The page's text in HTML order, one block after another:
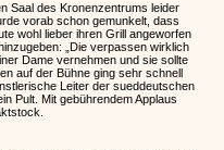
Saal des Kronenzentrums leider
vorab schon gemunkelt, dass
wohl lieber ihren Grill angeworfen
„Die verpassen wirklich
Dame vernehmen und sie sollte
auf der Bühne ging sehr schnell
Leiter der sueddeutschen
Pult. Mit gebührendem Applaus